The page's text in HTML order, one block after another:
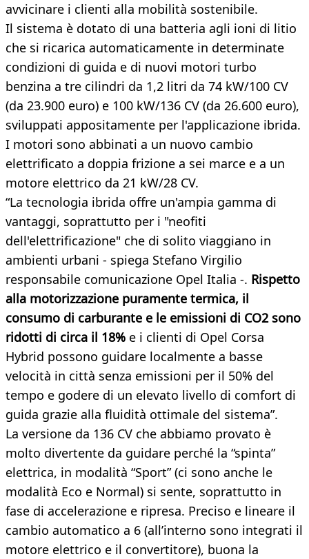
avvicinare i clienti alla mobilità sostenibile.
Il sistema è dotato di una batteria agli ioni di litio
che si ricarica automaticamente in determinate
condizioni di guida e di nuovi motori turbo
benzina a tre cilindri da 1,2 litri da 74 kW/100 CV
(da 23.900 euro) e 100 kW/136 CV (da 26.600 euro),
sviluppati appositamente per l'applicazione ibrida.
I motori sono abbinati a un nuovo cambio
elettrificato a doppia frizione a sei marce e a un
motore elettrico da 21 kW/28 CV.
“La tecnologia ibrida offre un'ampia gamma di
vantaggi, soprattutto per i "neofiti
dell'elettrificazione" che di solito viaggiano in
ambienti urbani - spiega Stefano Virgilio
responsabile comunicazione Opel Italia -. Rispetto
alla motorizzazione puramente termica, il
consumo di carburante e le emissioni di CO2 sono
ridotti di circa il 18% e i clienti di Opel Corsa
Hybrid possono guidare localmente a basse
velocità in città senza emissioni per il 50% del
tempo e godere di un elevato livello di comfort di
guida grazie alla fluidità ottimale del sistema”.
La versione da 136 CV che abbiamo provato è
molto divertente da guidare perché la “spinta”
elettrica, in modalità “Sport” (ci sono anche le
modalità Eco e Normal) si sente, soprattutto in
fase di accelerazione e ripresa. Preciso e lineare il
cambio automatico a 6 (all’interno sono integrati il
motore elettrico e il convertitore), buona la